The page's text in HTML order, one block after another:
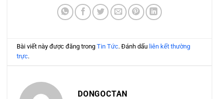
Bài viết này được đăng trongTin Tức. Đánh dấu liên kết thường
trực.
DONGOCTAN